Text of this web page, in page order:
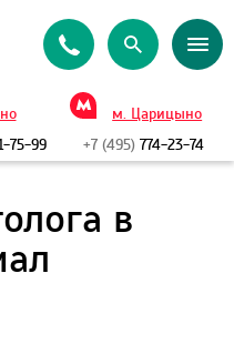
75-99
м. Царицыно
+7 (495) 774-23-74
в